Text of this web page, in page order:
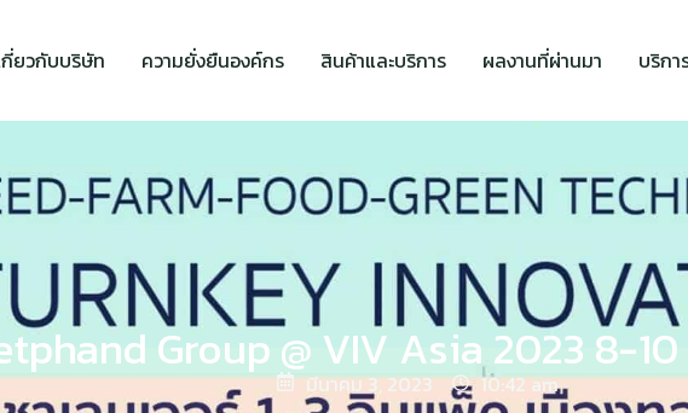
กี่ยวกับบริษัท ความยั่งยืนองค์กร สินค้าและบริการ ผลงานที่ผ่านมา บริกา
Group @ VIV Asia 2023 8-
มีนาคม 3, 2023 10:42 am